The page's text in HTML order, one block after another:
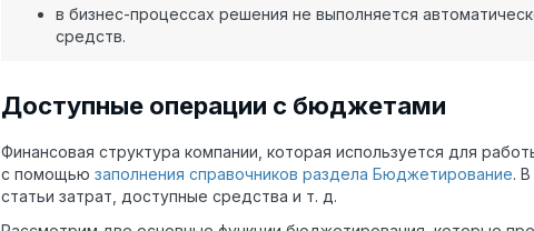
в бизнес-процессах решения не выполняется
средств.
Доступные операции с бюджетами
Финансовая структура компании, которая используется для
с помощью заполнения справочников раздела Бюджетирование.
статьи затрат, доступные средства и т. д.